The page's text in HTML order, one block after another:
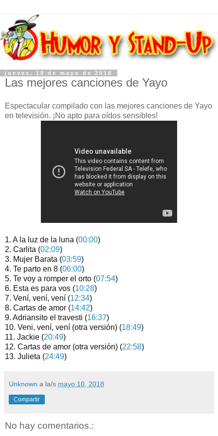
jueves, 10 de mayo de 2018
Las mejores canciones de Yayo
Espectacular compilado con las mejores canciones de Yayo
en televisión. ¡No apto para oídos sensibles!
1. A la luz de la luna (00:00)
2. Carlita (02:09)
3. Mujer Barata (03:59)
4. Te parto en 8 (06:00)
5. Te voy a romper el orto (07:54)
6. Esta es para vos (10:28)
7. Vení, vení, vení (12:34)
8. Cartas de amor (14:42)
9. Adriansito el travesti (16:37)
10. Veni, vení, vení (otra versión) (18:49)
11. Jackie (20:49)
12. Cartas de amor (otra versión) (22:58)
13. Julieta (24:49)
Unknown a la/s mayo 10, 2018
Compartir
No hay comentarios.: